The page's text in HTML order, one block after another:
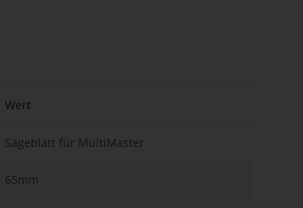
Wert
Sägeblatt für MultiMaster
65mm